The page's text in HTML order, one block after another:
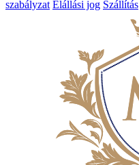
szabályzat Elállási jog Szállítás